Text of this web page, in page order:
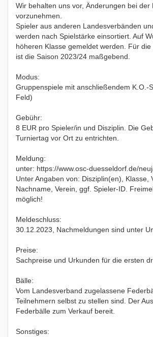
Wir behalten uns vor, Änderungen bei der
vorzunehmen.
Spieler aus anderen Landesverbänden
werden nach Spielstärke einsortiert. Auf
höheren Klasse gemeldet werden. Für die
ist die Saison 2023/24 maßgebend.
Modus:
Gruppenspiele mit anschließendem K.O.-
Feld)
Gebühr:
8 EUR pro Spieler/in und Disziplin. Die
Turniertag vor Ort zu entrichten.
Meldung:
unter: https://www.osc-duesseldorf.de/
Unter Angaben von: Disziplin(en), Klasse,
Nachname, Verein, ggf. Spieler-ID.
möglich!
Meldeschluss:
30.12.2023, Nachmeldungen sind unter
Preise:
Sachpreise und Urkunden für die ersten
Bälle:
Vom Landesverband zugelassene
Teilnehmern selbst zu stellen sind. Der
Federbälle zum Verkauf bereit.
Sonstiges: